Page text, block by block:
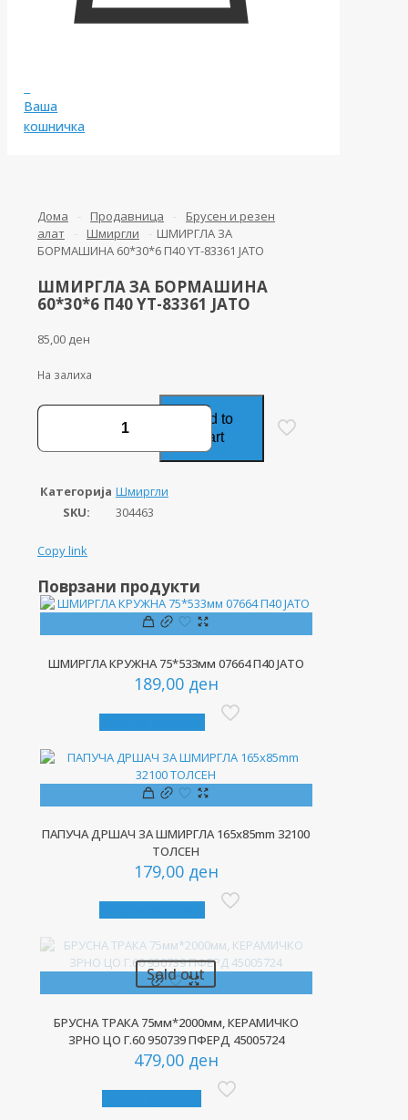
Ваша
кошничка
Дома - Продавница -
Брусен и резен
алат
- Шмиргли - ШМИРГЛА ЗА
БОРМАШИНА 60*30*6 П40 YT-83361 ЈАТО
ШМИРГЛА ЗА БОРМАШИНА
60*30*6 П40 YT-83361 ЈАТО
85,00 ден
На залиха
ШМИРГЛА
БОРМАШИНА
YT-
83361
количина
Add to
cart
Категорија Шмиргли
SKU:
304463
Copy link
Поврзани продукти
ШМИРГЛА КРУЖНА 75*533мм 07664 П40 ЈАТО
189,00 ден
ПАПУЧА ДРШАЧ ЗА ШМИРГЛА 165x85mm 32100
ТОЛСЕН
179,00 ден
Sold out
БРУСНА ТРАКА 75мм*2000мм, КЕРАМИЧКО
ЗРНО ЦО Г.60 950739 ПФЕРД 45005724
479,00 ден